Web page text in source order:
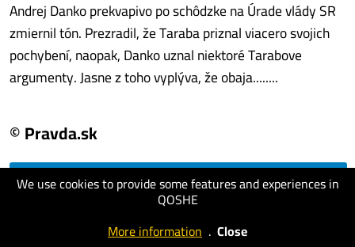
We use cookies to provide some features and experiences in
QOSHE
More information . Close
Andrej Danko prekvapivo po schôdzke na Úrade vlády SR
zmiernil tón. Prezradil, že Taraba priznal viacero svojich
pochybení, naopak, Danko uznal niektoré Tarabove
argumenty. Jasne z toho vyplýva, že obaja........
© Pravda.sk
visit website